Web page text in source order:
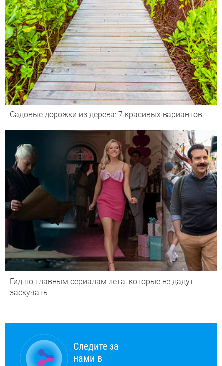
Садовые дорожки из дерева: 7 красивых вариантов
Гид по главным сериалам лета, которые не дадут
заскучать
Следите за
нами в